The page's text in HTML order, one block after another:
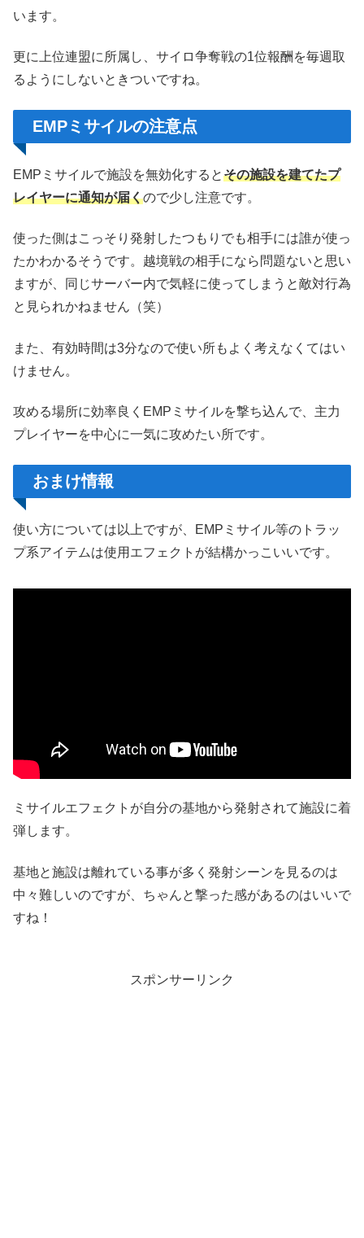
います。
更に上位連盟に所属し、サイロ争奪戦の1位報酬を毎週取
るようにしないときついですね。
EMPミサイルの注意点
EMPミサイルで施設を無効化するとその施設を建てたプ
レイヤーに通知が届くので少し注意です。
使った側はこっそり発射したつもりでも相手には誰が使っ
たかわかるそうです。越境戦の相手になら問題ないと思い
ますが、同じサーバー内で気軽に使ってしまうと敵対行為
と見られかねません（笑）
また、有効時間は3分なので使い所もよく考えなくてはい
けません。
攻める場所に効率良くEMPミサイルを撃ち込んで、主力
プレイヤーを中心に一気に攻めたい所です。
おまけ情報
使い方については以上ですが、EMPミサイル等のトラッ
プ系アイテムは使用エフェクトが結構かっこいいです。
ミサイルエフェクトが自分の基地から発射されて施設に着
弾します。
基地と施設は離れている事が多く発射シーンを見るのは
中々難しいのですが、ちゃんと撃った感があるのはいいで
すね！
スポンサーリンク